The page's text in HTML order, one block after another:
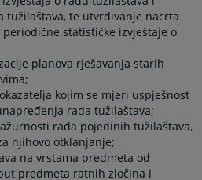
tužilaštava, te utvrđivanje nacrta
statističke izvještaje o
planova rješavanja starih
kojim se mjeri uspješnost
rada tužilaštava;
rada pojedinih tužilaštava,
njihovo otklanjanje;
na vrstama predmeta od
predmeta ratnih zločina i